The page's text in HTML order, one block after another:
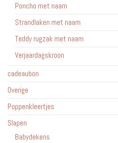
Poncho met naam
Strandlaken met naam
Teddy rugzak met naam
Verjaardagskroon
cadeaubon
Overige
Poppenkleertjes
Slapen
Babydekens